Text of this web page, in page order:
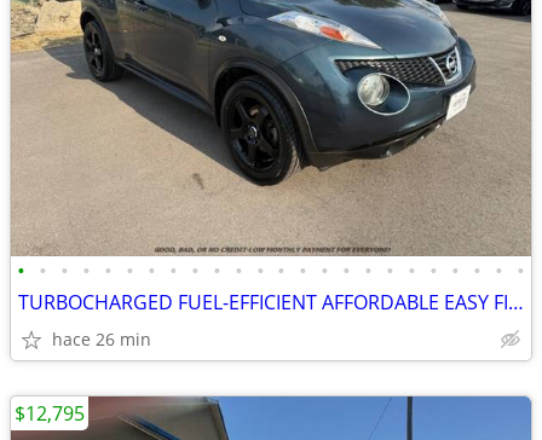
• • • • • • • • • • • • • • • • • • • • • • • •
TURBOCHARGED FUEL-EFFICIENT AFFORDABLE EASY FINANCING
hace 26 min
$12,795